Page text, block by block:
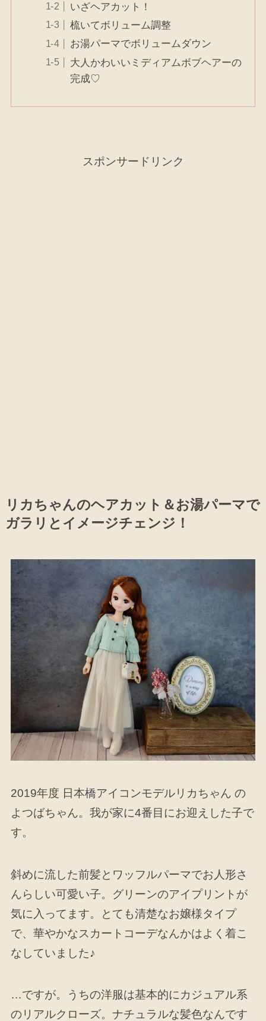
いざヘアカット！
梳いてボリューム調整
お湯パーマでボリュームダウン
大人かわいいミディアムボブヘアーの
完成♡
スポンサードリンク
リカちゃんのヘアカット＆お湯パーマで
ガラリとイメージチェンジ！
2019年度 日本橋アイコンモデルリカちゃん の
よつばちゃん。我が家に4番目にお迎えした子で
す。
斜めに流した前髪とワッフルパーマでお人形さ
んらしい可愛い子。グリーンのアイプリントが
気に入ってます。とても清楚なお嬢様タイプ
で、華やかなスカートコーデなんかはよく着こ
なしていました♪
…ですが。うちの洋服は基本的にカジュアル系
のリアルクローズ。ナチュラルな髪色なんです